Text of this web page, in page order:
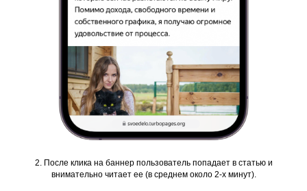
2. После клика на баннер пользователь попадает в статью и
внимательно читает ее (в среднем около 2-х минут).